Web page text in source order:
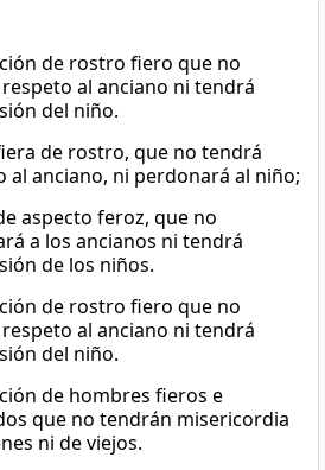
de rostro fiero que no
al anciano ni tendrá
del niño.
de rostro, que no tendrá
al anciano, ni perdonará al niño;
aspecto feroz, que no
a los ancianos ni tendrá
de los niños.
de rostro fiero que no
al anciano ni tendrá
del niño.
de hombres fieros e
que no tendrán misericordia
ni de viejos.